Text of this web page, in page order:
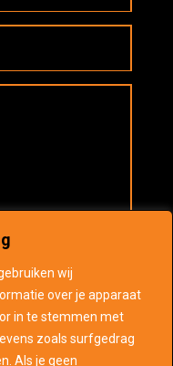
wij
over je apparaat
in te stemmen met
zoals surfgedrag
Als je geen